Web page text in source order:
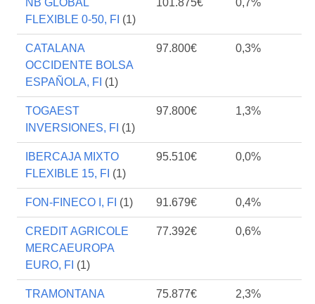
NB GLOBAL
FLEXIBLE 0-50, FI (1)
101.875€ 0,7%
CATALANA
OCCIDENTE BOLSA
ESPAÑOLA, FI (1)
97.800€ 0,3%
TOGAEST
INVERSIONES, FI (1)
97.800€ 1,3%
IBERCAJA MIXTO
FLEXIBLE 15, FI (1)
95.510€ 0,0%
FON-FINECO I, FI (1) 91.679€ 0,4%
CREDIT AGRICOLE
MERCAEUROPA
EURO, FI (1)
77.392€ 0,6%
TRAMONTANA
75.877€ 2,3%